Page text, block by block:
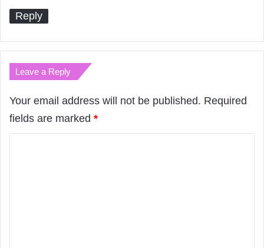
Reply
Leave a Reply
Your email address will not be published. Required
fields are marked *